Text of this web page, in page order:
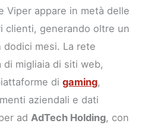
Viper appare in metà delle
clienti, generando oltre un
mesi. La rete
migliaia di siti web,
digaming,
aziendali e dati
adAdTech Holding, con